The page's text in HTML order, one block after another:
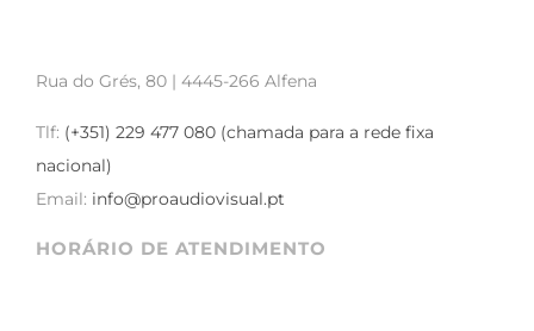
Rua do Grés, 80 | 4445-266 Alfena
Tlf: (+351) 229 477 080 (chamada para a rede fixa
nacional)
Email: info@proaudiovisual.pt
HORÁRIO DE ATENDIMENTO